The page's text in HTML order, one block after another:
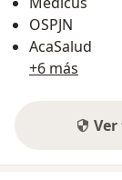
OSPJN
AcaSalud
+6 más